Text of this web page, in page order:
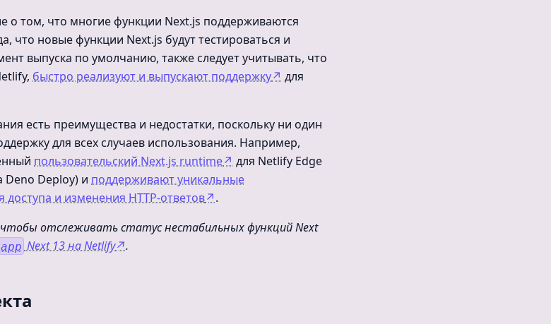
о том, что многие функции Next.js поддерживаются
что новые функции Next.js будут тестироваться и
выпуска по умолчанию, также следует учитывать, что
быстро реализуют и выпускают поддержку↗ для
есть преимущества и недостатки, поскольку ни один
для всех случаев использования. Например,
пользовательский Next.js runtime↗ для Netlify Edge
Deno Deploy) и поддерживают уникальные
и изменения HTTP-ответов↗.
отслеживать статус нестабильных функций Next
app Next 13 на Netlify↗.